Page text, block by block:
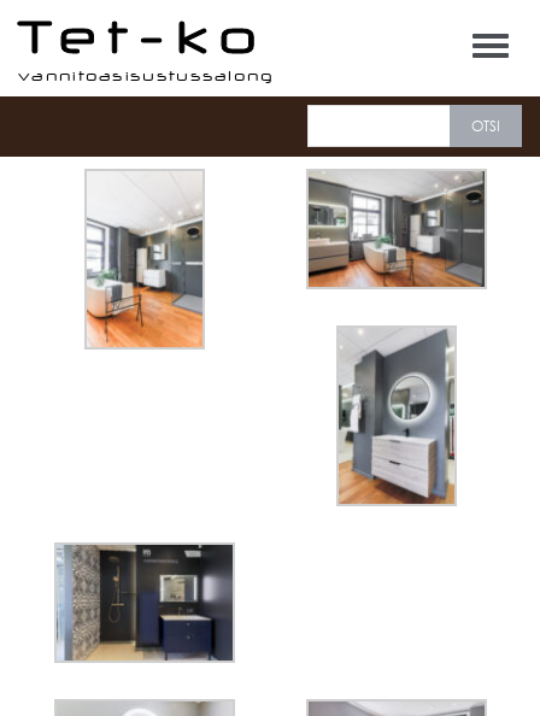
Tet-ko